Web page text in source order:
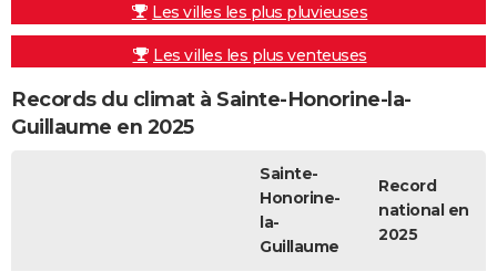
Les villes les plus pluvieuses
Les villes les plus venteuses
Records du climat à Sainte-Honorine-la-
Guillaume en 2025
Sainte-
Honorine-
la-
Guillaume
Record
national en
2025